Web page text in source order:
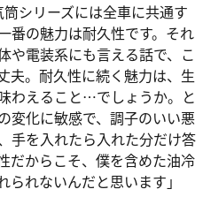
シリーズには全車に共通す
番の魅力は耐久性です。それ
や電装系にも言える話で、こ
夫。耐久性に続く魅力は、生
わえること…でしょうか。と
変化に敏感で、調子のいい悪
手を入れたら入れた分だけ答
だからこそ、僕を含めた油冷
れないんだと思います」